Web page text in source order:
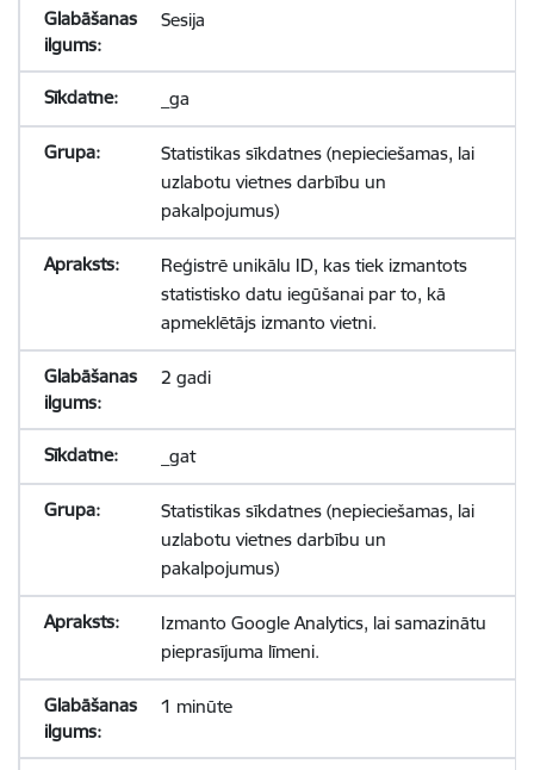
Sesija
_ga
Statistikas sīkdatnes (nepieciešamas, lai
uzlabotu vietnes darbību un
pakalpojumus)
Reģistrē unikālu ID, kas tiek izmantots
statistisko datu iegūšanai par to, kā
apmeklētājs izmanto vietni.
2 gadi
_gat
Statistikas sīkdatnes (nepieciešamas, lai
uzlabotu vietnes darbību un
pakalpojumus)
Izmanto Google Analytics, lai samazinātu
pieprasījuma līmeni.
1 minūte